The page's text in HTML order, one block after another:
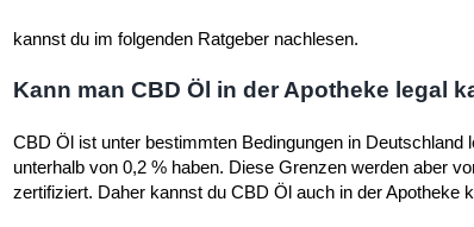
kannst du im folgenden Ratgeber nachlesen.
Kann man CBD Öl in der Apotheke legal
CBD Öl ist unter bestimmten Bedingungen in
unterhalb von 0,2 % haben. Diese Grenzen werden aber
zertifiziert. Daher kannst du CBD Öl auch in der Apotheke